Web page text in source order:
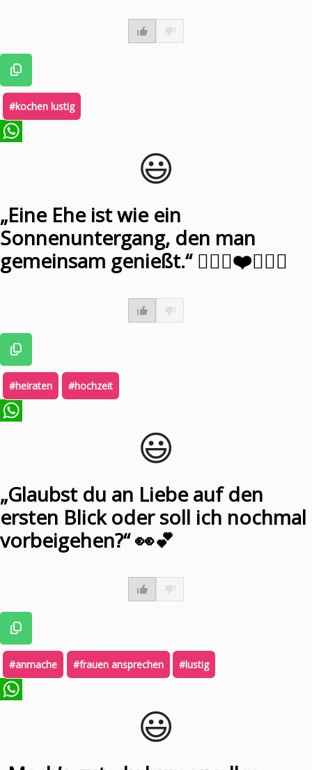
#kochen lustig
😃️
„Eine Ehe ist wie ein
Sonnenuntergang, den man
gemeinsam genießt.“ 👰🏼‍♀️❤️🤵🏼‍♂️
#heiraten #hochzeit
😃️
„Glaubst du an Liebe auf den
ersten Blick oder soll ich nochmal
vorbeigehen?“ 👀💕
#anmache #frauen ansprechen #lustig
😃️